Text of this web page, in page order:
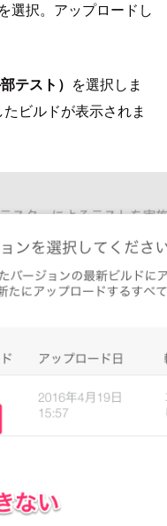
を選択。アップロードし
テスト） を選択しま
ビルドが表示されま